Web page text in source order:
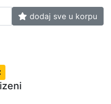
dodaj sve u korpu